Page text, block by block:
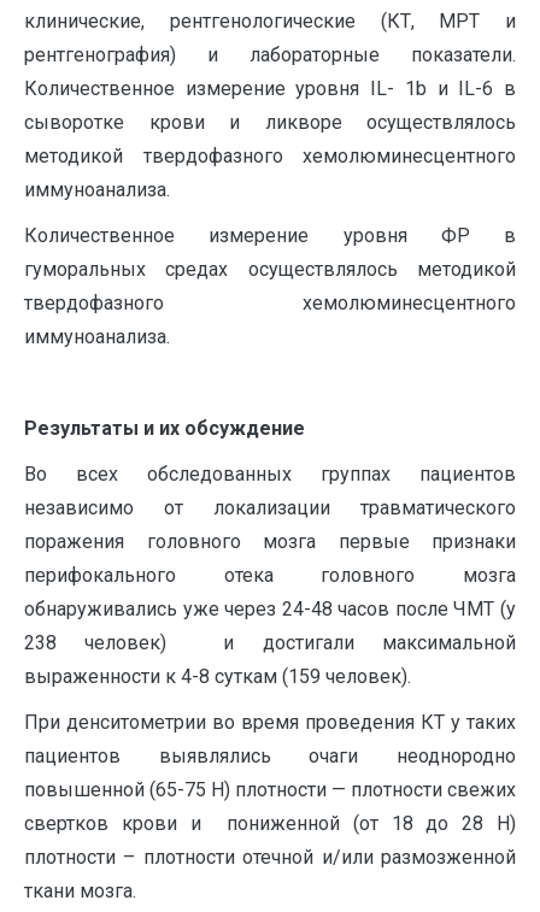
клинические, рентгенологические (КТ, МРТ и
рентгенография) и лабораторные показатели.
Количественное измерение уровня IL- 1b и IL-6 в
сыворотке крови и ликворе осуществлялось
методикой твердофазного хемолюминесцентного
иммуноанализа.
Количественное измерение уровня ФР в
гуморальных средах осуществлялось методикой
твердофазного хемолюминесцентного
иммуноанализа.
Результаты и их обсуждение
Во всех обследованных группах пациентов
независимо от локализации травматического
поражения головного мозга первые признаки
перифокального отека головного мозга
обнаруживались уже через 24-48 часов после ЧМТ (у
238 человек) и достигали максимальной
выраженности к 4-8 суткам (159 человек).
При денситометрии во время проведения КТ у таких
пациентов выявлялись очаги неоднородно
повышенной (65-75 Н) плотности — плотности свежих
свертков крови и пониженной (от 18 до 28 Н)
плотности – плотности отечной и/или размозженной
ткани мозга.